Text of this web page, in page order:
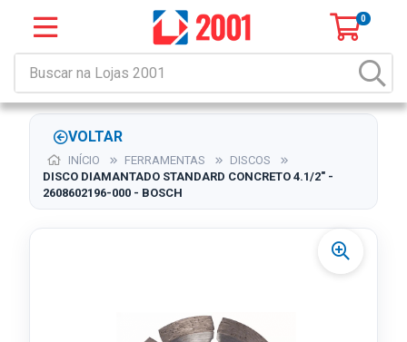
0
VOLTAR
INÍCIO FERRAMENTAS
DISCOS
DISCO DIAMANTADO STANDARD CONCRETO 4.1/2" -
2608602196-000 - BOSCH